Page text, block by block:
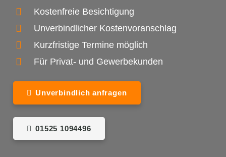
Kostenfreie Besichtigung
Unverbindlicher Kostenvoranschlag
Kurzfristige Termine möglich
Für Privat- und Gewerbekunden
Unverbindlich anfragen
01525 1094496